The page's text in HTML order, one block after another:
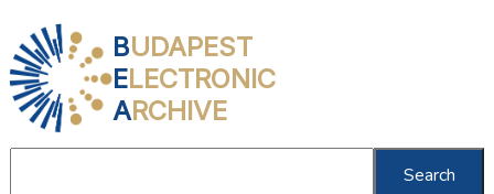
BUDAPEST
ELECTRONIC
ARCHIVE
Search